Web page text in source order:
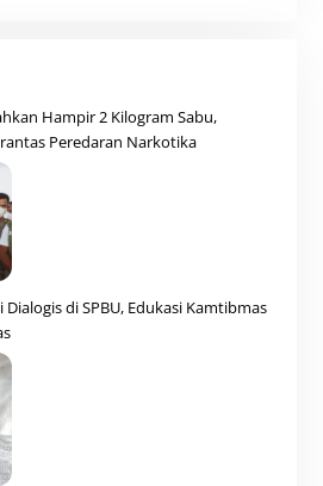
Hampir 2 Kilogram Sabu,
Peredaran Narkotika
di SPBU, Edukasi Kamtibmas